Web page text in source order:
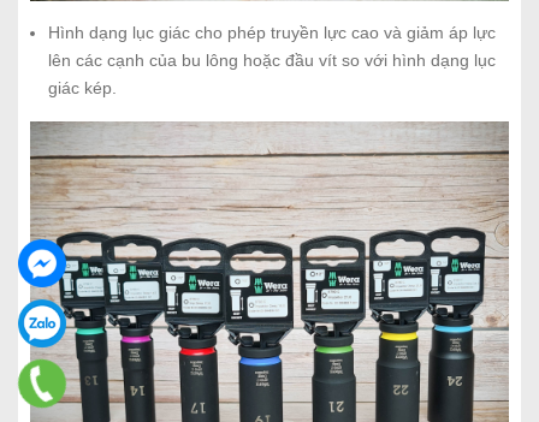
Hình dạng lục giác cho phép truyền lực cao và giảm áp lực
lên các cạnh của bu lông hoặc đầu vít so với hình dạng lục
giác kép.